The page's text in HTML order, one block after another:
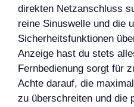
direkten Netzanschluss
reine Sinuswelle und die
Sicherheitsfunktionen
Anzeige hast du stets
Fernbedienung sorgt für
Achte darauf, die
zu überschreiten und die